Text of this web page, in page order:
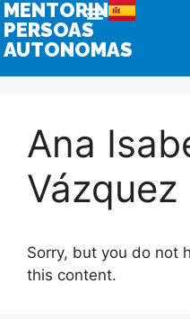
MENTORING
PERSOAS
AUTONOMAS
Ana
Vázquez
Sorry, but you do not
this content.